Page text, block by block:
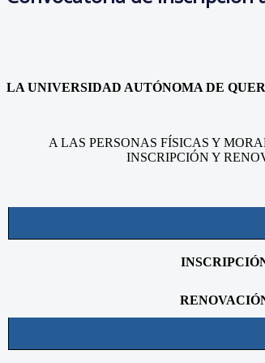
LA UNIVERSIDAD AUTÓNOMA DE
A LAS PERSONAS FÍSICAS Y
INSCRIPCIÓN Y